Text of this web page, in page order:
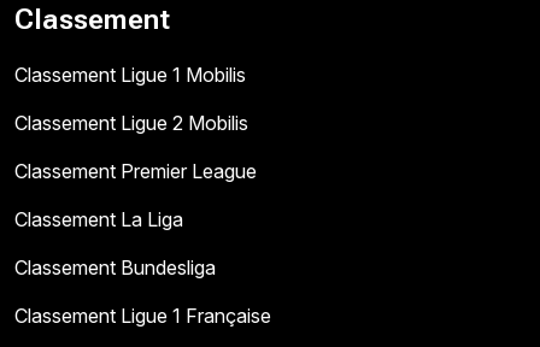
Classement
Classement Ligue 1 Mobilis
Classement Ligue 2 Mobilis
Classement Premier League
Classement La Liga
Classement Bundesliga
Classement Ligue 1 Française